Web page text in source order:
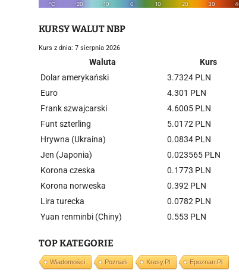
KURSY WALUT NBP
Kurs z dnia: 7 sierpnia 2026
Waluta
Kurs
Dolar amerykański
3.7324 PLN
Euro
4.301 PLN
Frank szwajcarski
4.6005 PLN
Funt szterling
5.0172 PLN
Hrywna (Ukraina)
0.0834 PLN
Jen (Japonia)
0.023565 PLN
Korona czeska
0.1773 PLN
Korona norweska
0.392 PLN
Lira turecka
0.0782 PLN
Yuan renminbi (Chiny)
0.553 PLN
TOP KATEGORIE
Wiadomości Poznań Kresy.pl Epoznan.pl